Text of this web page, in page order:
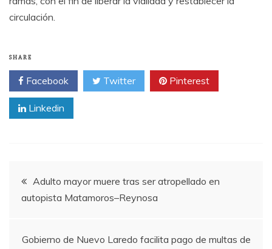
circulación.
SHARE
Facebook Twitter Pinterest
Linkedin
Post
navigation
Adulto mayor muere tras ser atropellado en
autopista Matamoros–Reynosa
Gobierno de Nuevo Laredo facilita pago de multas de